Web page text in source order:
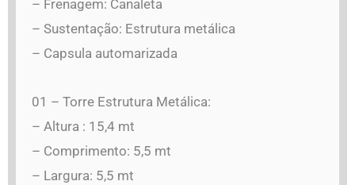
– Frenagem: Canaleta
– Sustentação: Estrutura metálica
– Capsula automarizada
01 – Torre Estrutura Metálica:
– Altura : 15,4 mt
– Comprimento: 5,5 mt
– Largura: 5,5 mt